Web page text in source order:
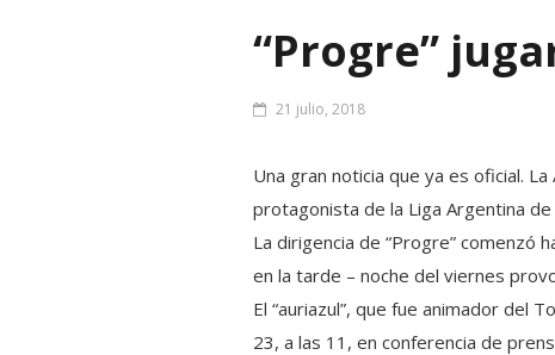
“Progre”
21 julio, 2018
Una gran noticia que ya es oficial.
protagonista de la Liga Argentina
La dirigencia de “Progre” comenzó
en la tarde – noche del viernes
El “auriazul”, que fue animador del
23, a las 11, en conferencia de